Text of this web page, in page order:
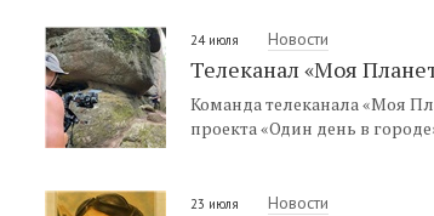
24 июля Новости
Телеканал «Моя
Команда телеканала «Моя
проекта «Один день в
23 июля Новости